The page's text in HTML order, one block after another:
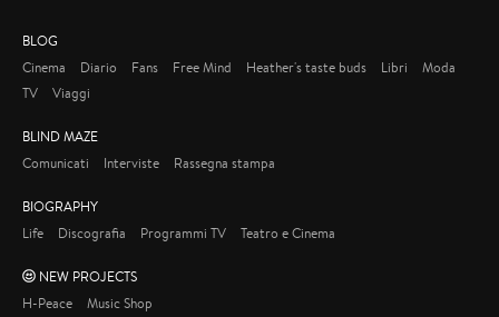
BLOG
Cinema
Diario Fans Free Mind Heather's taste buds Libri
Moda
TV
Viaggi
BLIND MAZE
Comunicati
Interviste Rassegna stampa
BIOGRAPHY
Life
Discografia Programmi TV Teatro e Cinema
NEW PROJECTS
H-Peace
Music Shop